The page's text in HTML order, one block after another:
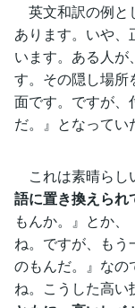
英文和訳の例と
あります。いや
います。ある人が
す。その隠し場所
面です。ですが、
だ。』となってい
これは素晴らし
語に置き換えられ
もんか。』とか
ね。ですが、も
のもんだ。』なの
ね。こうした高い